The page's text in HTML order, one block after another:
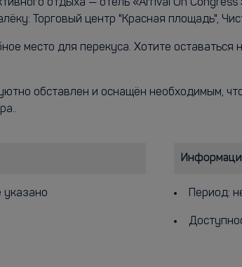
отдыха — отель «Arrival On
Торговый центр "Красная площадь",
место для перекуса. Хотите
обставлен и оснащён необходимым,
указано Период: